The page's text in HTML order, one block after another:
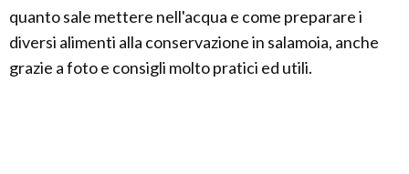
quanto sale mettere nell'acqua e come preparare i
diversi alimenti alla conservazione in salamoia, anche
grazie a foto e consigli molto pratici ed utili.